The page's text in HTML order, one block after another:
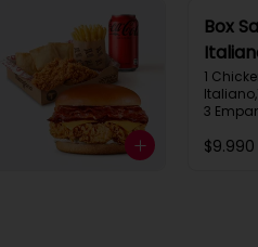
Box
1
3
$9.990